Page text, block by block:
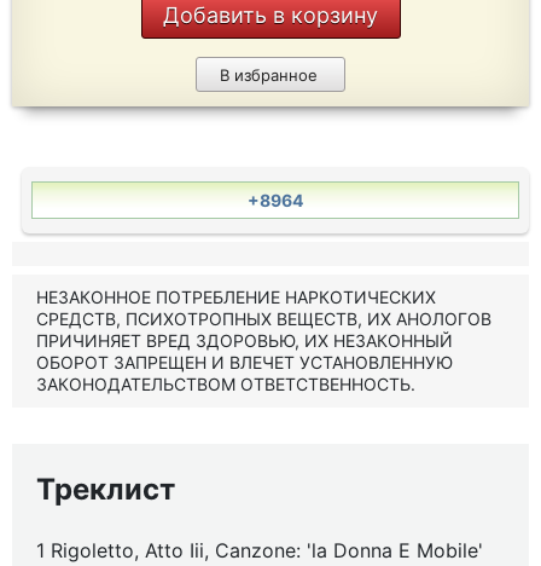
Добавить в корзину
В избранное
+8964
НЕЗАКОННОЕ ПОТРЕБЛЕНИЕ НАРКОТИЧЕСКИХ
СРЕДСТВ, ПСИХОТРОПНЫХ ВЕЩЕСТВ, ИХ АНОЛОГОВ
ПРИЧИНЯЕТ ВРЕД ЗДОРОВЬЮ, ИХ НЕЗАКОННЫЙ
ОБОРОТ ЗАПРЕЩЕН И ВЛЕЧЕТ УСТАНОВЛЕННУЮ
ЗАКОНОДАТЕЛЬСТВОМ ОТВЕТСТВЕННОСТЬ.
Треклист
1 Rigoletto, Atto Iii, Canzone: 'la Donna E Mobile'